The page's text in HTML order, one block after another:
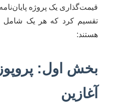
قیمت‌گذاری یک پروژه
تقسیم کرد که هر یک شامل
هستند:
بخش اول:
آغازین